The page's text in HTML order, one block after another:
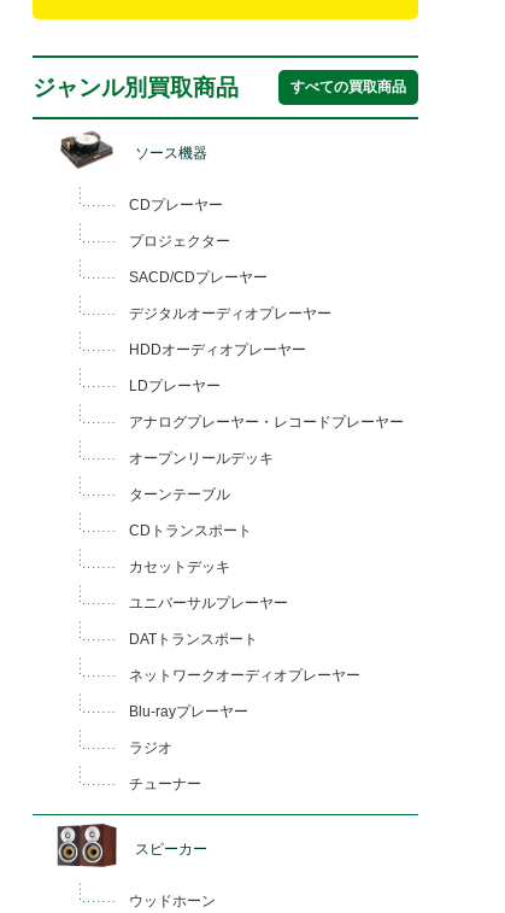
ジャンル別買取商品 すべての買取商品
ソース機器
CDプレーヤー
プロジェクター
SACD/CDプレーヤー
デジタルオーディオプレーヤー
HDDオーディオプレーヤー
LDプレーヤー
アナログプレーヤー・レコードプレーヤー
オープンリールデッキ
ターンテーブル
CDトランスポート
カセットデッキ
ユニバーサルプレーヤー
DATトランスポート
ネットワークオーディオプレーヤー
Blu-rayプレーヤー
ラジオ
チューナー
スピーカー
ウッドホーン